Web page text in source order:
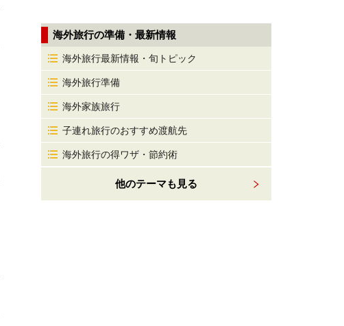
海外旅行の準備・最新情報
海外旅行最新情報・旬トピック
海外旅行準備
海外家族旅行
子連れ旅行のおすすめ渡航先
海外旅行の得ワザ・節約術
他のテーマも見る